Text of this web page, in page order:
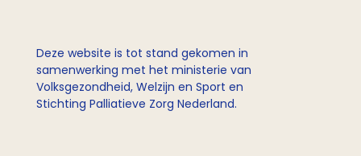
Deze website is tot stand gekomen in
samenwerking met het ministerie van
Volksgezondheid, Welzijn en Sport en
Stichting Palliatieve Zorg Nederland.